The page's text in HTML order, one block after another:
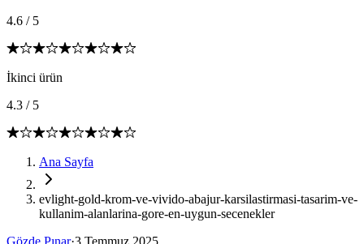
4.6 / 5
İkinci ürün
4.3 / 5
Ana Sayfa
evlight-gold-krom-ve-vivido-abajur-karsilastirmasi-tasarim-ve-
kullanim-alanlarina-gore-en-uygun-secenekler
Gözde Pınar·3 Temmuz 2025